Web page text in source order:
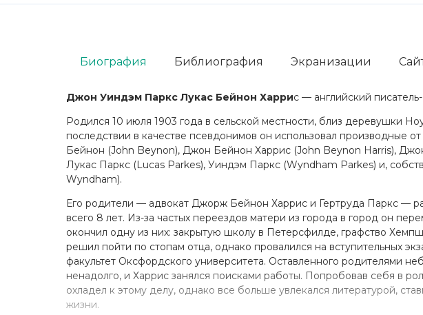
Джон Уиндэм Паркс Лукас Бейнон Харрис — английский
Родился 10 июля 1903 года в сельской местности, близ деревушки
последствии в качестве псевдонимов он использовал производные
Бейнон (John Beynon), Джон Бейнон Харрис (John Beynon Harris),
Лукас Паркс (Lucas Parkes), Уиндэм Паркс (Wyndham Parkes) и,
Wyndham).
Его родители — адвокат Джорж Бейнон Харрис и Гертруда Паркс —
всего 8 лет. Из-за частых переездов матери из города в город он
окончил одну из них: закрытую школу в Петерсфилде, графство
решил пойти по стопам отца, однако провалился на вступительных
факультет Оксфордского университета. Оставленного родителями
ненадолго, и Харрис занялся поисками работы. Попробовав себя в
охладел к этому делу, однако все больше увлекался литературой,
жизни.
Биография Библиография Экранизации